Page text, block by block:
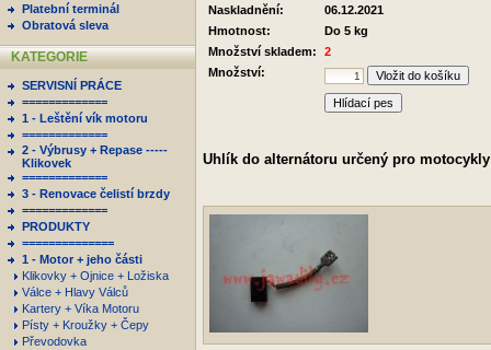
Platební terminál
Obratová sleva
KATEGORIE
SERVISNÍ PRÁCE
=============
1 - Leštění vík motoru
=============
2 - Výbrusy + Repase -----
Klikovek
=============
3 - Renovace čelistí brzdy
=============
PRODUKTY
==============
1 - Motor + jeho části
Klikovky + Ojnice + Ložiska
Válce + Hlavy Válců
Kartery + Víka Motoru
Písty + Kroužky + Čepy
Převodovka
Naskladnění:
06.12.2021
Hmotnost:
Do 5 kg
Množství skladem:
2
Množství:
Hlídací pes
Uhlík do alternátoru určený pro motocykly